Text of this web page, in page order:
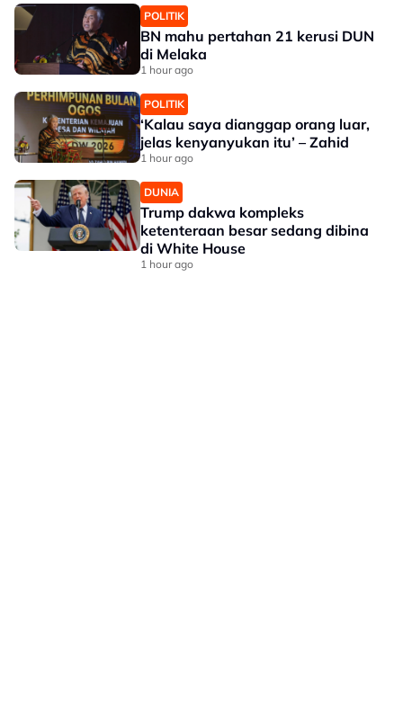
POLITIK
BN mahu pertahan 21 kerusi DUN
di Melaka
1 hour ago
POLITIK
‘Kalau saya dianggap orang luar,
jelas kenyanyukan itu’ – Zahid
1 hour ago
DUNIA
Trump dakwa kompleks
ketenteraan besar sedang dibina
di White House
1 hour ago